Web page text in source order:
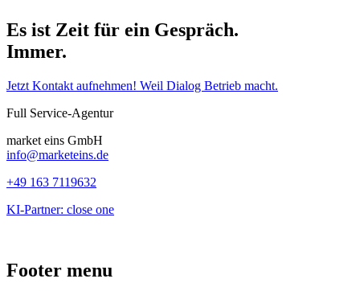
Es ist Zeit für ein Gespräch.
Immer.
Jetzt Kontakt aufnehmen! Weil Dialog Betrieb macht.
Full Service-Agentur
market eins GmbH
info@marketeins.de
+49 163 7119632
KI-Partner: close one
Footer menu